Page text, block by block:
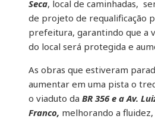
Seca, local de caminhadas,
de projeto de requalificação
prefeitura, garantindo que a
do local será protegida e
As obras que estiveram
aumentar em uma pista o
o viaduto da BR 356 e a Av.
Franco, melhorando a fluidez,